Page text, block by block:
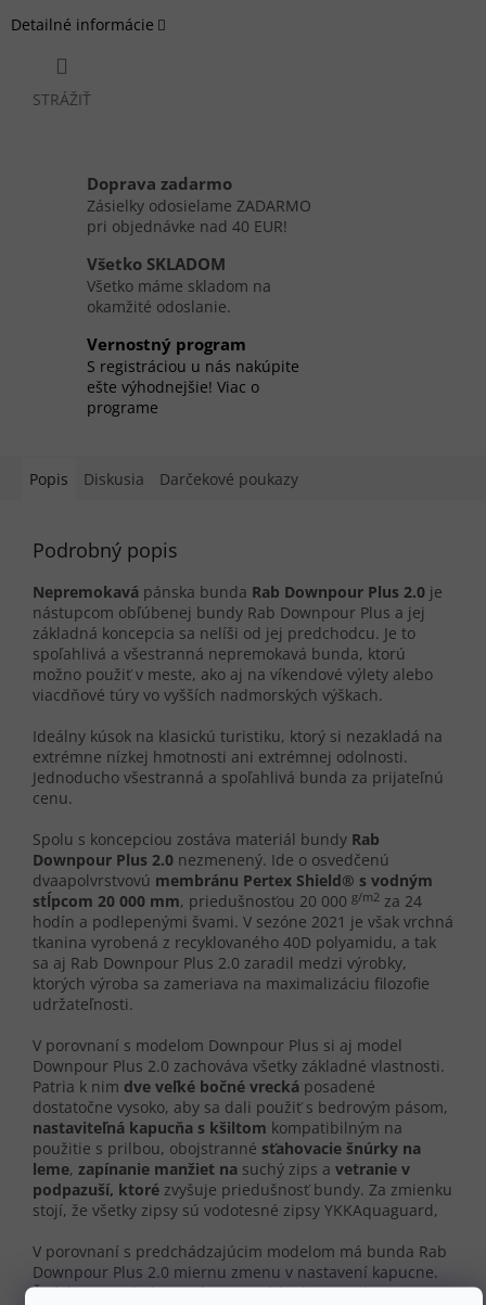
Detailné informácie
STRÁŽIŤ
Doprava zadarmo
Zásielky odosielame ZADARMO
pri objednávke nad 40 EUR!
Všetko SKLADOM
Všetko máme skladom na
okamžité odoslanie.
Vernostný program
S registráciou u nás nakúpite
ešte výhodnejšie! Viac o
programe
Popis Diskusia Darčekové poukazy
Podrobný popis
Nepremokavá pánska bunda Rab Downpour Plus 2.0 je
nástupcom obľúbenej bundy Rab Downpour Plus a jej
základná koncepcia sa nelíši od jej predchodcu. Je to
spoľahlivá a všestranná nepremokavá bunda, ktorú
možno použiť v meste, ako aj na víkendové výlety alebo
viacdňové túry vo vyšších nadmorských výškach.
Ideálny kúsok na klasickú turistiku, ktorý si nezakladá na
extrémne nízkej hmotnosti ani extrémnej odolnosti.
Jednoducho všestranná a spoľahlivá bunda za prijateľnú
cenu.
Spolu s koncepciou zostáva materiál bundy Rab
Downpour Plus 2.0 nezmenený. Ide o osvedčenú
dvaapolvrstvovú membránu Pertex Shield® s vodným
stĺpcom 20 000 mm, priedušnosťou 20 000 g/m2 za 24
hodín a podlepenými švami. V sezóne 2021 je však vrchná
tkanina vyrobená z recyklovaného 40D polyamidu, a tak
sa aj Rab Downpour Plus 2.0 zaradil medzi výrobky,
ktorých výroba sa zameriava na maximalizáciu filozofie
udržateľnosti.
V porovnaní s modelom Downpour Plus si aj model
Downpour Plus 2.0 zachováva všetky základné vlastnosti.
Patria k nim dve veľké bočné vrecká posadené
dostatočne vysoko, aby sa dali použiť s bedrovým pásom,
nastaviteľná kapucňa s kšiltom kompatibilným na
použitie s prilbou, obojstranné sťahovacie šnúrky na
leme, zapínanie manžiet na suchý zips a vetranie v
podpazuší, ktoré zvyšuje priedušnosť bundy. Za zmienku
stojí, že všetky zipsy sú vodotesné zipsy YKKAquaguard,
V porovnaní s predchádzajúcim modelom má bunda Rab
Downpour Plus 2.0 miernu zmenu v nastavení kapucne.
Šnúrka na vrchole zostáva rovnaká, ale zmenilo sa